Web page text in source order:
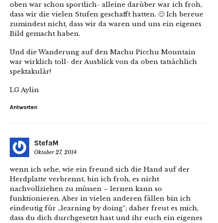
oben war schon sportlich- alleine darüber war ich froh,
dass wir die vielen Stufen geschafft hatten. 🙂 Ich bereue
zumindest nicht, dass wir da waren und uns ein eigenes
Bild gemacht haben.
Und die Wanderung auf den Machu Picchu Mountain
war wirklich toll- der Ausblick von da oben tatsächlich
spektakulär!
LG Aylin
Antworten
StefaM
Oktober 27, 2014
wenn ich sehe, wie ein freund sich die Hand auf der
Herdplatte verbrennt, bin ich froh, es nicht
nachvollziehen zu müssen – lernen kann so
funktionieren. Aber in vielen anderen fällen bin ich
eindeutig für „learning by doing“; daher freut es mich,
dass du dich durchgesetzt hast und ihr euch ein eigenes